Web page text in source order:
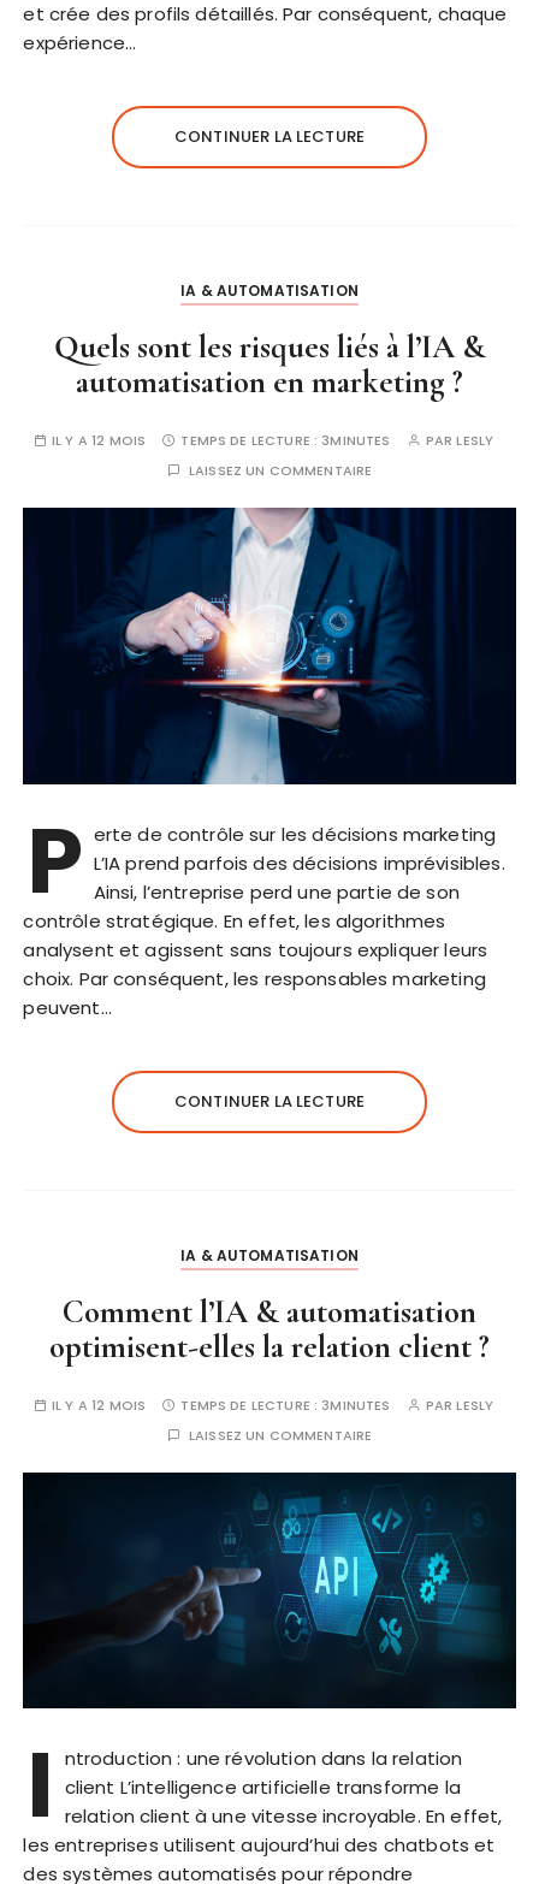
et crée des profils détaillés. Par conséquent, chaque
expérience…
CONTINUER LA LECTURE
IA & AUTOMATISATION
Quels sont les risques liés à l’IA &
automatisation en marketing ?
IL Y A 12 MOIS TEMPS DE LECTURE : 3MINUTES PARLESLY
LAISSEZ UN COMMENTAIRE
P erte de contrôle sur les décisions marketing
L’IA prend parfois des décisions imprévisibles.
Ainsi, l’entreprise perd une partie de son
contrôle stratégique. En effet, les algorithmes
analysent et agissent sans toujours expliquer leurs
choix. Par conséquent, les responsables marketing
peuvent…
CONTINUER LA LECTURE
IA & AUTOMATISATION
Comment l’IA & automatisation
optimisent-elles la relation client ?
IL Y A 12 MOIS TEMPS DE LECTURE : 3MINUTES PARLESLY
LAISSEZ UN COMMENTAIRE
I
ntroduction : une révolution dans la relation
client L’intelligence artificielle transforme la
relation client à une vitesse incroyable. En effet,
les entreprises utilisent aujourd’hui des chatbots et
des systèmes automatisés pour répondre